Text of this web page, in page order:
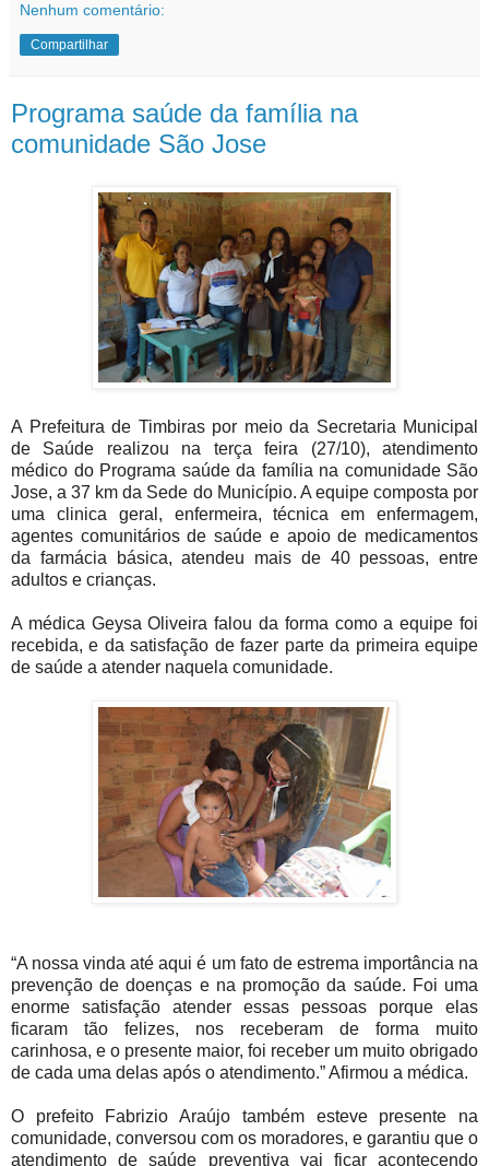
Nenhum comentário:
Compartilhar
Programa saúde da família na
comunidade São Jose
A Prefeitura de Timbiras por meio da Secretaria Municipal
de Saúde realizou na terça feira (27/10), atendimento
médico do Programa saúde da família na comunidade São
Jose, a 37 km da Sede do Município. A equipe composta por
uma clinica geral, enfermeira, técnica em enfermagem,
agentes comunitários de saúde e apoio de medicamentos
da farmácia básica, atendeu mais de 40 pessoas, entre
adultos e crianças.
A médica Geysa Oliveira falou da forma como a equipe foi
recebida, e da satisfação de fazer parte da primeira equipe
de saúde a atender naquela comunidade.
“A nossa vinda até aqui é um fato de estrema importância na
prevenção de doenças e na promoção da saúde. Foi uma
enorme satisfação atender essas pessoas porque elas
ficaram tão felizes, nos receberam de forma muito
carinhosa, e o presente maior, foi receber um muito obrigado
de cada uma delas após o atendimento.” Afirmou a médica.
O prefeito Fabrizio Araújo também esteve presente na
comunidade, conversou com os moradores, e garantiu que o
atendimento de saúde preventiva vai ficar acontecendo